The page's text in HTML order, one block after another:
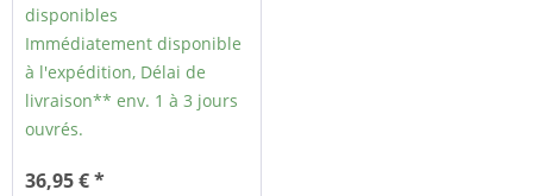
disponibles
Immédiatement disponible
à l'expédition, Délai de
livraison** env. 1 à 3 jours
ouvrés.
36,95 € *